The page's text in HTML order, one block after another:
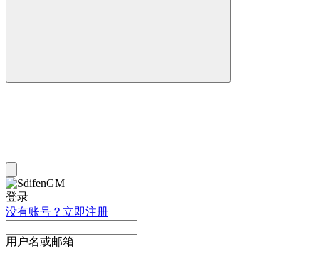
登录
没有账号？立即注册
用户名或邮箱